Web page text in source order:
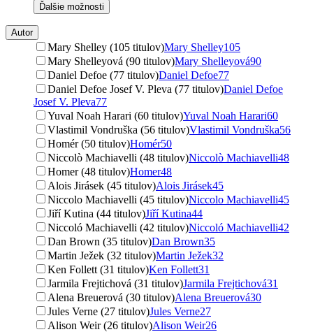
Ďalšie možnosti
Autor
Mary Shelley (105 titulov)Mary Shelley105
Mary Shelleyová (90 titulov)Mary Shelleyová90
Daniel Defoe (77 titulov)Daniel Defoe77
Daniel Defoe Josef V. Pleva (77 titulov)Daniel Defoe
Josef V. Pleva77
Yuval Noah Harari (60 titulov)Yuval Noah Harari60
Vlastimil Vondruška (56 titulov)Vlastimil Vondruška56
Homér (50 titulov)Homér50
Niccolò Machiavelli (48 titulov)Niccolò Machiavelli48
Homer (48 titulov)Homer48
Alois Jirásek (45 titulov)Alois Jirásek45
Niccolo Machiavelli (45 titulov)Niccolo Machiavelli45
Jiří Kutina (44 titulov)Jiří Kutina44
Niccoló Machiavelli (42 titulov)Niccoló Machiavelli42
Dan Brown (35 titulov)Dan Brown35
Martin Ježek (32 titulov)Martin Ježek32
Ken Follett (31 titulov)Ken Follett31
Jarmila Frejtichová (31 titulov)Jarmila Frejtichová31
Alena Breuerová (30 titulov)Alena Breuerová30
Jules Verne (27 titulov)Jules Verne27
Alison Weir (26 titulov)Alison Weir26